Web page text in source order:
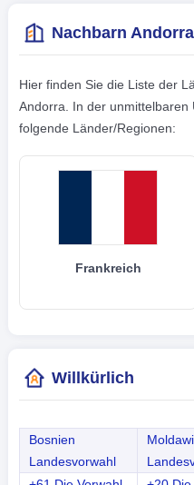
Nachbarn
Hier finden Sie die Liste der
Andorra. In der unmittelbaren
folgende Länder/Regionen:
Frankreich
Willkürlich
Bosnien
Landesvorwahl